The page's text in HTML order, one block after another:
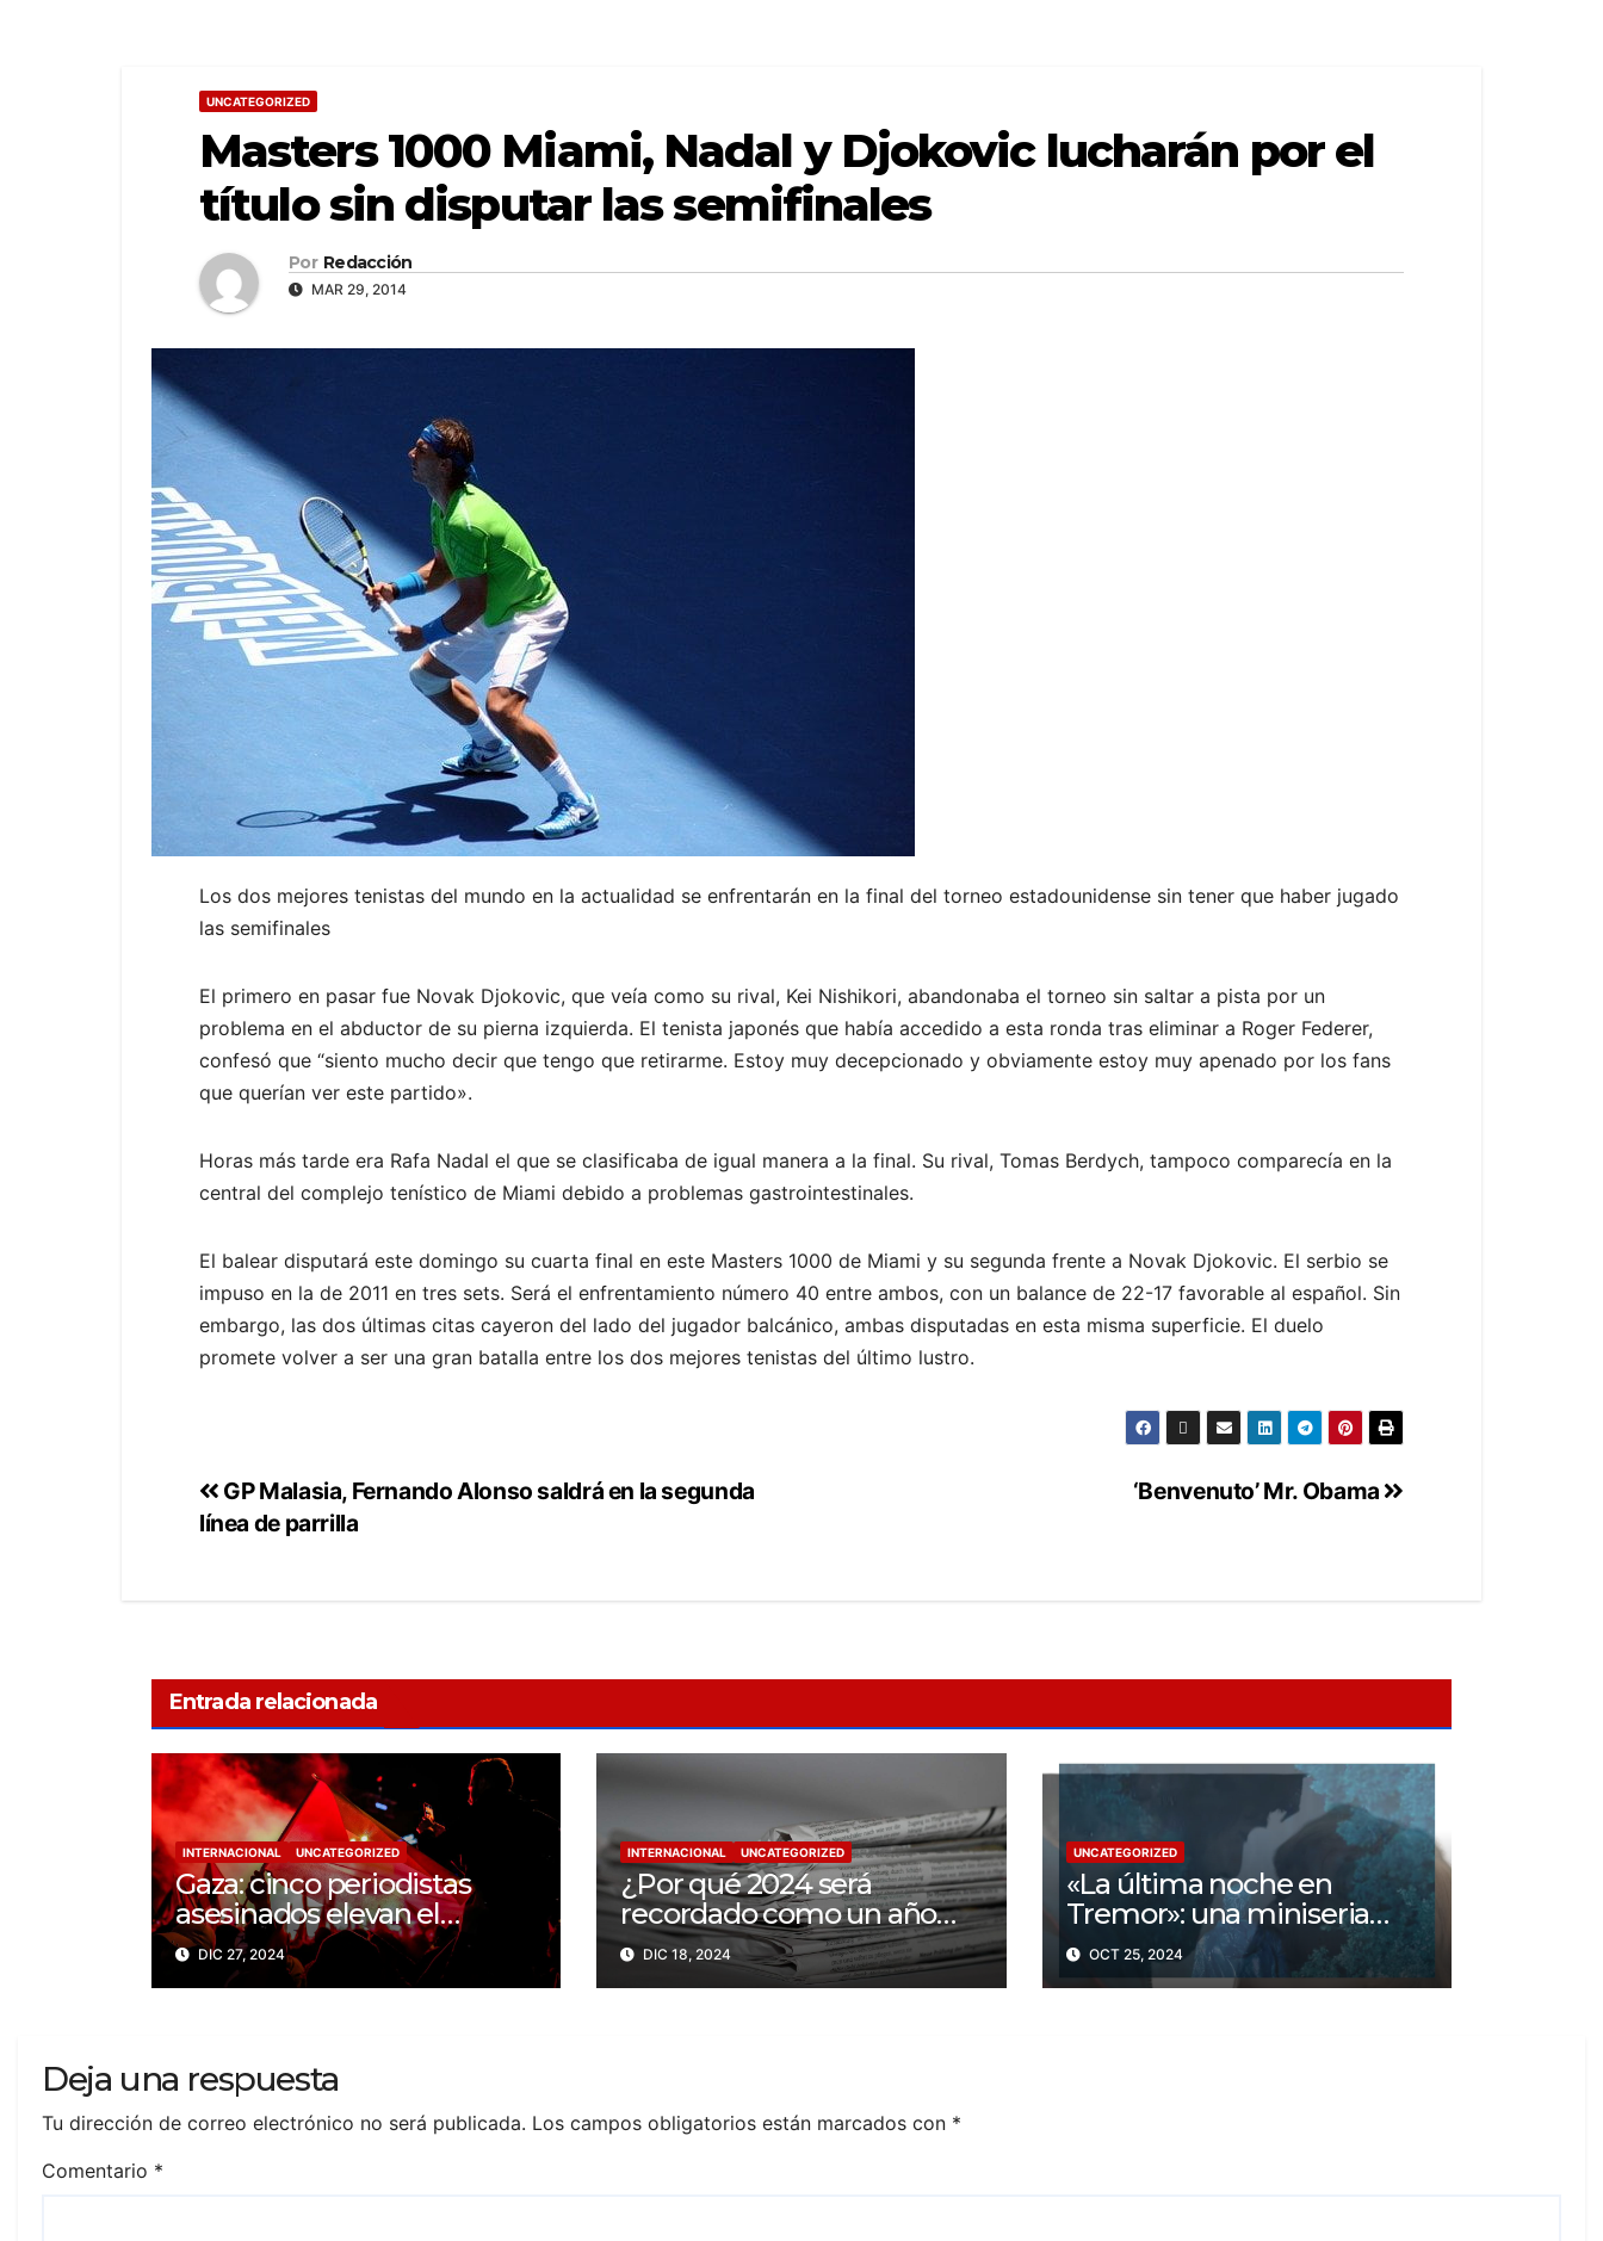
UNCATEGORIZED
Masters 1000 Miami, Nadal y Djokovic lucharán por el
título sin disputar las semifinales
Por Redacción
MAR 29, 2014
Los dos mejores tenistas del mundo en la actualidad se enfrentarán en la final del torneo estadounidense sin tener que haber jugado
las semifinales
El primero en pasar fue Novak Djokovic, que veía como su rival, Kei Nishikori, abandonaba el torneo sin saltar a pista por un
problema en el abductor de su pierna izquierda. El tenista japonés que había accedido a esta ronda tras eliminar a Roger Federer,
confesó que “siento mucho decir que tengo que retirarme. Estoy muy decepcionado y obviamente estoy muy apenado por los fans
que querían ver este partido».
Horas más tarde era Rafa Nadal el que se clasificaba de igual manera a la final. Su rival, Tomas Berdych, tampoco comparecía en la
central del complejo tenístico de Miami debido a problemas gastrointestinales.
El balear disputará este domingo su cuarta final en este Masters 1000 de Miami y su segunda frente a Novak Djokovic. El serbio se
impuso en la de 2011 en tres sets. Será el enfrentamiento número 40 entre ambos, con un balance de 22-17 favorable al español. Sin
embargo, las dos últimas citas cayeron del lado del jugador balcánico, ambas disputadas en esta misma superficie. El duelo
promete volver a ser una gran batalla entre los dos mejores tenistas del último lustro.
‘Benvenuto’ Mr. Obama
GP Malasia, Fernando Alonso saldrá en la segunda
línea de parrilla
Entrada relacionada
INTERNACIONAL UNCATEGORIZED
Gaza: cinco periodistas
asesinados elevan el
balance a 200 trabajadores
de la prensa muertos en
DIC 27, 2024
INTERNACIONAL UNCATEGORIZED
¿Por qué 2024 será
recordado como un año
trágico para la libertad de
prensa? Un tercio de los
DIC 18, 2024
UNCATEGORIZED
«La última noche en
Tremor»: una miniseria
psicológica ¿Cuál es su
trama?
OCT 25, 2024
Deja una respuesta
Tu dirección de correo electrónico no será publicada. Los campos obligatorios están marcados con *
Comentario *